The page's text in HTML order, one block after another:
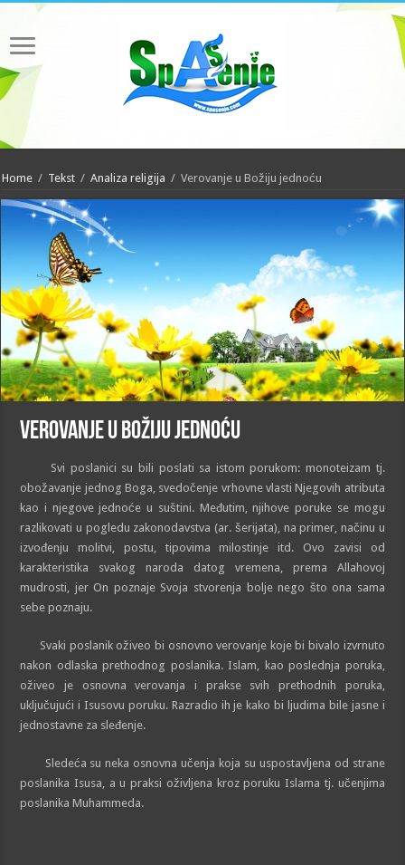
Home / Tekst / Analiza religija / Verovanje u Božiju jednoću
Verovanje u Božiju jednoću
Svi poslanici su bili poslati sa istom porukom: monoteizam tj.
obožavanje jednog Boga, svedočenje vrhovne vlasti Njegovih atributa
kao i njegove jednoće u suštini. Međutim, njihove poruke se mogu
razlikovati u pogledu zakonodavstva (ar. šerijata), na primer, načinu u
izvođenju molitvi, postu, tipovima milostinje itd. Ovo zavisi od
karakteristika svakog naroda datog vremena, prema Allahovoj
mudrosti, jer On poznaje Svoja stvorenja bolje nego što ona sama
sebe poznaju.
Svaki poslanik oživeo bi osnovno verovanje koje bi bivalo izvrnuto
nakon odlaska prethodnog poslanika. Islam, kao poslednja poruka,
oživeo je osnovna verovanja i prakse svih prethodnih poruka,
uključujući i Isusovu poruku. Razradio ih je kako bi ljudima bile jasne i
jednostavne za sleđenje.
Sledeća su neka osnovna učenja koja su uspostavljena od strane
poslanika Isusa, a u praksi oživljena kroz poruku Islama tj. učenjima
poslanika Muhammeda.